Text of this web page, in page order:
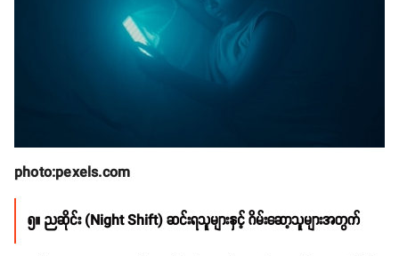
photo:pexels.com
၅။ ညဆိုင်း (Night Shift) ဆင်းရသူများနှင့် ဂိမ်းဆော့သူများအတွက်